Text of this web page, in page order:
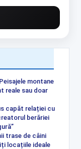
montane
reale sau doar
capăt relației cu
berăriei
trase de câini
locațiile ideale